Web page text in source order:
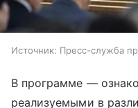
Источник: Пресс-служба
В программе —
реализуемыми в